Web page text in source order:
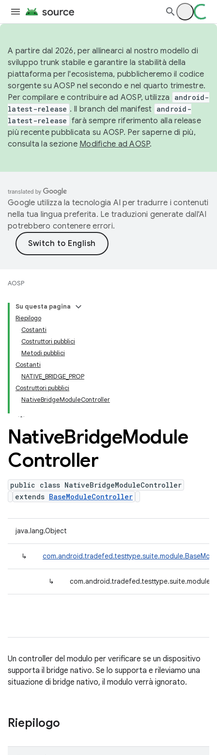
A partire dal 2026, per allinearci al nostro modello di
sviluppo trunk stabile e garantire la stabilità della
piattaforma per l'ecosistema, pubblicheremo il codice
sorgente su AOSP nel secondo e nel quarto trimestre.
Per compilare e contribuire ad AOSP, utilizza
android-
latest-release . Il branch del manifest android-
latest-release farà sempre riferimento alla release
più recente pubblicata su AOSP. Per saperne di più,
consulta la sezione Modifiche ad AOSP.
Google utilizza la tecnologia AI per tradurre i contenuti
nella tua lingua preferita. Le traduzioni generate dall'AI
potrebbero contenere errori.
AOSP
Su questa pagina
Riepilogo
Costanti
Costruttori pubblici
Metodi pubblici
Costanti
NATIVE_BRIDGE_PROP
Costruttori pubblici
NativeBridgeModuleController
NativeBridgeModule
Controller
public class NativeBridgeModuleController
extends BaseModuleController
java.lang.Object
↳
↳
Un controller del modulo per verificare se un dispositivo
supporta il bridge nativo. Se lo supporta e rileviamo una
situazione di bridge nativo, il modulo verrà ignorato.
Riepilogo